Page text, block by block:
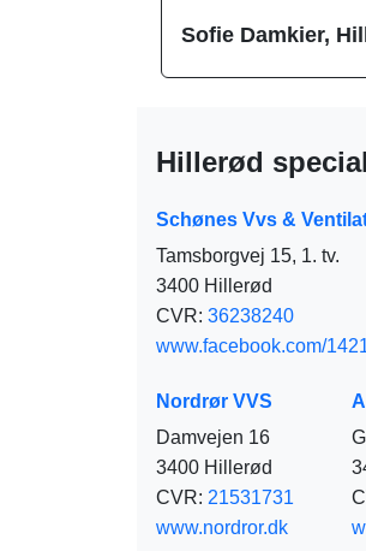
Sofie Damkier,
Hillerød
Schønes Vvs &
Tamsborgvej 15, 1. tv.
3400 Hillerød
CVR: 36238240
www.facebook.com/
Nordrør VVS
Damvejen 16
3400 Hillerød
CVR: 21531731
www.nordror.dk